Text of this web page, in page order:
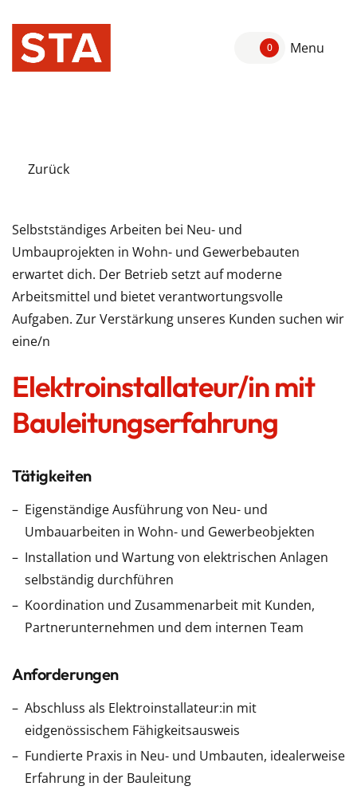
0 Menu
Zurück
Selbstständiges Arbeiten bei Neu- und
Umbauprojekten in Wohn- und Gewerbebauten
erwartet dich. Der Betrieb setzt auf moderne
Arbeitsmittel und bietet verantwortungsvolle
Aufgaben. Zur Verstärkung unseres Kunden suchen wir
eine/n
Elektroinstallateur/in mit
Bauleitungserfahrung
Tätigkeiten
Eigenständige Ausführung von Neu- und
Umbauarbeiten in Wohn- und Gewerbeobjekten
Installation und Wartung von elektrischen Anlagen
selbständig durchführen
Koordination und Zusammenarbeit mit Kunden,
Partnerunternehmen und dem internen Team
Anforderungen
Abschluss als Elektroinstallateur:in mit
eidgenössischem Fähigkeitsausweis
Fundierte Praxis in Neu- und Umbauten, idealerweise
Erfahrung in der Bauleitung